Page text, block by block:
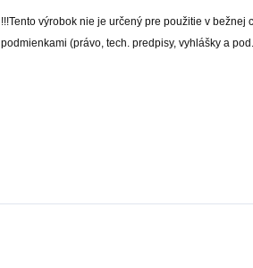
!!!Tento výrobok nie je určený pre použitie v
podmienkami (právo, tech. predpisy, vyhlášky a